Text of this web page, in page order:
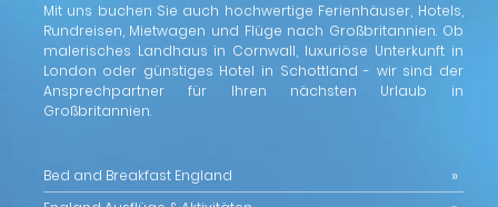
Mit uns buchen Sie auch hochwertige Ferienhäuser, Hotels,
Rundreisen, Mietwagen und Flüge nach Großbritannien. Ob
malerisches Landhaus in Cornwall, luxuriöse Unterkunft in
London oder günstiges Hotel in Schottland - wir sind der
Ansprechpartner für Ihren nächsten Urlaub in
Großbritannien.
Bed and Breakfast England